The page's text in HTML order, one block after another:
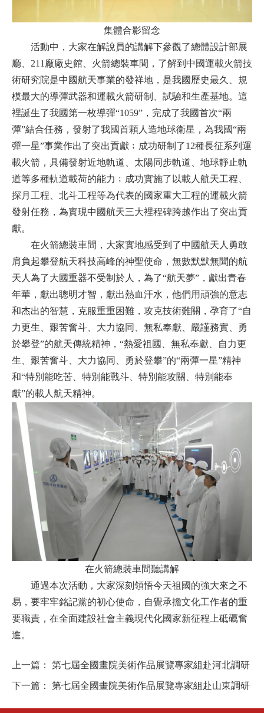
集體合影留念
活動中，大家在解說員的講解下參觀了總體設計部展
廳、211廠廠史館、火箭總裝車間，了解到中國運載火箭技
術研究院是中國航天事業的發祥地，是我國歷史最久、規
模最大的導彈武器和運載火箭研制、試驗和生產基地。這
裡誕生了我國第一枚導彈“1059”，完成了我國首次“兩
彈”結合任務，發射了我國首顆人造地球衛星，為我國“兩
彈一星”事業作出了突出貢獻﹔成功研制了12種長征系列運
載火箭，具備發射近地軌道、太陽同步軌道、地球靜止軌
道等多種軌道載荷的能力﹔成功實施了以載人航天工程、
探月工程、北斗工程等為代表的國家重大工程的運載火箭
發射任務，為實現中國航天三大裡程碑跨越作出了突出貢
獻。
在火箭總裝車間，大家實地感受到了中國航天人勇敢
肩負起攀登航天科技高峰的神聖使命，無數默默無聞的航
天人為了大國重器不受制於人，為了“航天夢”，獻出青春
年華，獻出聰明才智，獻出熱血汗水，他們用頑強的意志
和杰出的智慧，克服重重困難，攻克技術難關，孕育了“自
力更生、艱苦奮斗、大力協同、無私奉獻、嚴謹務實、勇
於攀登”的航天傳統精神，“熱愛祖國、無私奉獻、自力更
生、艱苦奮斗、大力協同、勇於登攀”的“兩彈一星”精神
和“特別能吃苦、特別能戰斗、特別能攻關、特別能奉
獻”的載人航天精神。
在火箭總裝車間聽講解
通過本次活動，大家深刻領悟今天祖國的強大來之不
易，要牢牢銘記黨的初心使命，自覺承擔文化工作者的重
要職責，在全面建設社會主義現代化國家新征程上砥礪奮
進。
上一篇： 第七屆全國畫院美術作品展覽專家組赴河北調研
下一篇： 第七屆全國畫院美術作品展覽專家組赴山東調研